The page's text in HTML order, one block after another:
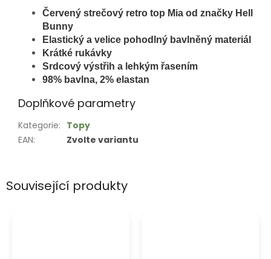
Související produkty
Červený strečový retro top Mia od značky Hell
Bunny
Elastický a velice pohodlný bavlněný materiál
Krátké rukávky
Srdcový výstřih a lehkým řasením
98% bavlna, 2% elastan
Doplňkové parametry
Kategorie: Topy
EAN: Zvolte variantu